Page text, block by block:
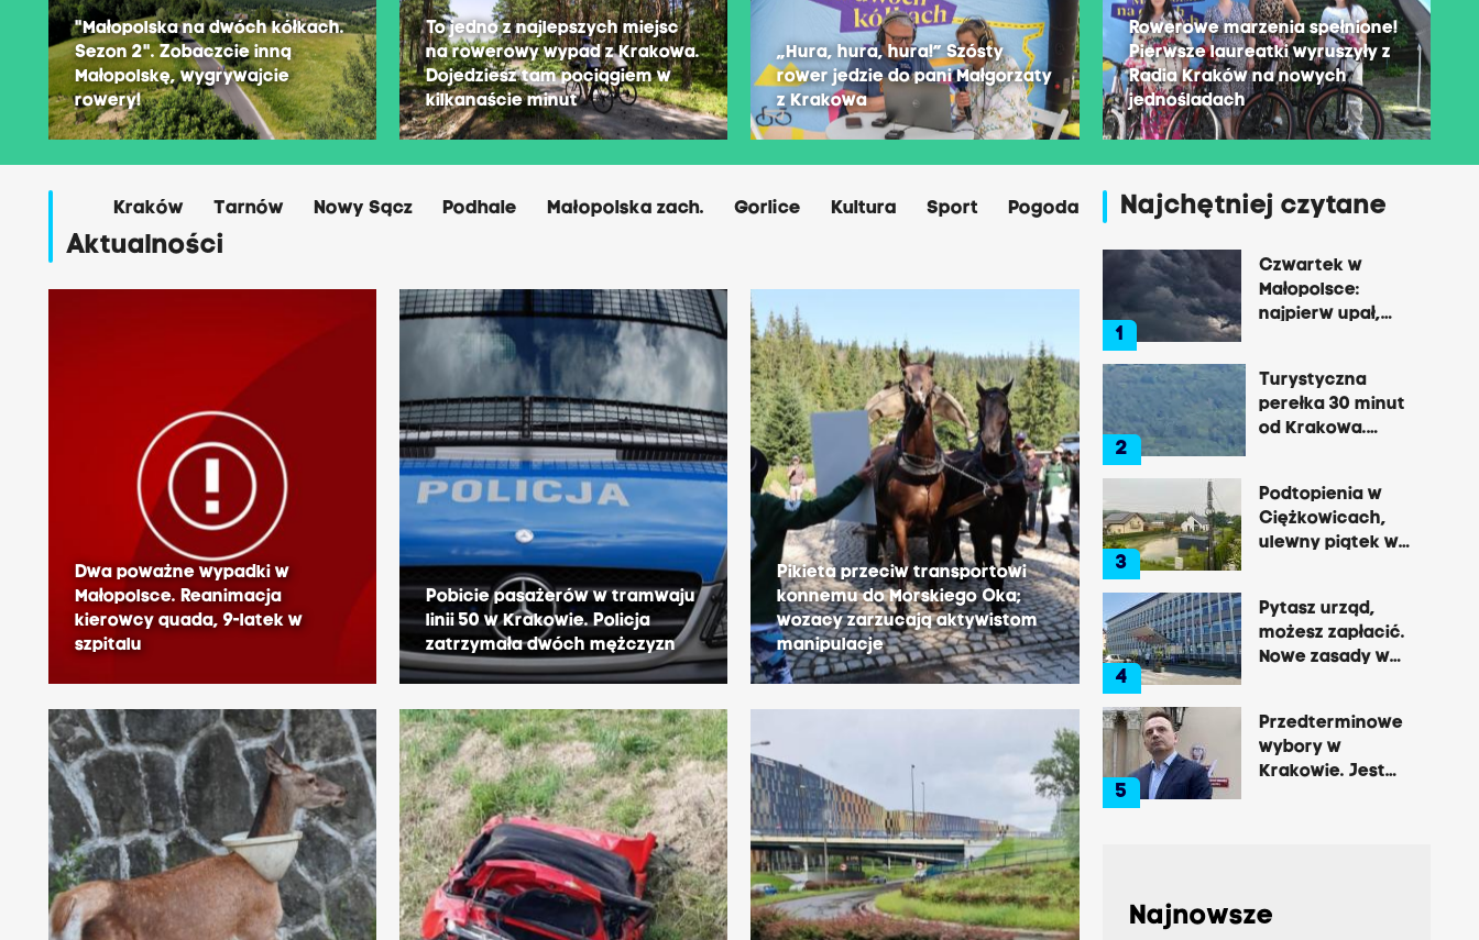
"Małopolska na dwóch kółkach.
Sezon 2". Zobaczcie inną
Małopolskę, wygrywajcie
rowery!
To jedno z najlepszych miejsc
na rowerowy wypad z Krakowa.
Dojedziesz tam pociągiem w
kilkanaście minut
„Hura, hura, hura!” Szósty
rower jedzie do pani Małgorzaty
z Krakowa
Rowerowe marzenia spełnione!
Pierwsze laureatki wyruszyły z
Radia Kraków na nowych
jednośladach
Kraków Tarnów Nowy Sącz Podhale Małopolska zach. Gorlice Kultura Sport Pogoda
Aktualności
Dwa poważne wypadki w
Małopolsce. Reanimacja
kierowcy quada, 9-latek w
szpitalu
Pobicie pasażerów w tramwaju
linii 50 w Krakowie. Policja
zatrzymała dwóch mężczyzn
Pikieta przeciw transportowi
konnemu do Morskiego Oka;
wozacy zarzucają aktywistom
manipulacje
Najchętniej czytane
1
Czwartek w
Małopolsce:
najpierw upał,
2
Turystyczna
perełka 30 minut
od Krakowa.
do lasu
3
Podtopienia w
Ciężkowicach,
ulewny piątek w
4
Pytasz urząd,
możesz zapłacić.
Nowe zasady w
5
Przedterminowe
wybory w
Krakowie. Jest
Najnowsze